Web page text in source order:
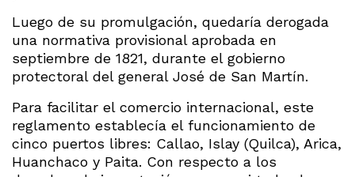
Luego de su promulgación, quedaría derogada
una normativa provisional aprobada en
septiembre de 1821, durante el gobierno
protectoral del general José de San Martín.
Para facilitar el comercio internacional, este
reglamento establecía el funcionamiento de
cinco puertos libres: Callao, Islay (Quilca), Arica,
Huanchaco y Paita. Con respecto a los